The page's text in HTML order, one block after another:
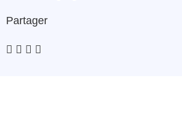
Partager